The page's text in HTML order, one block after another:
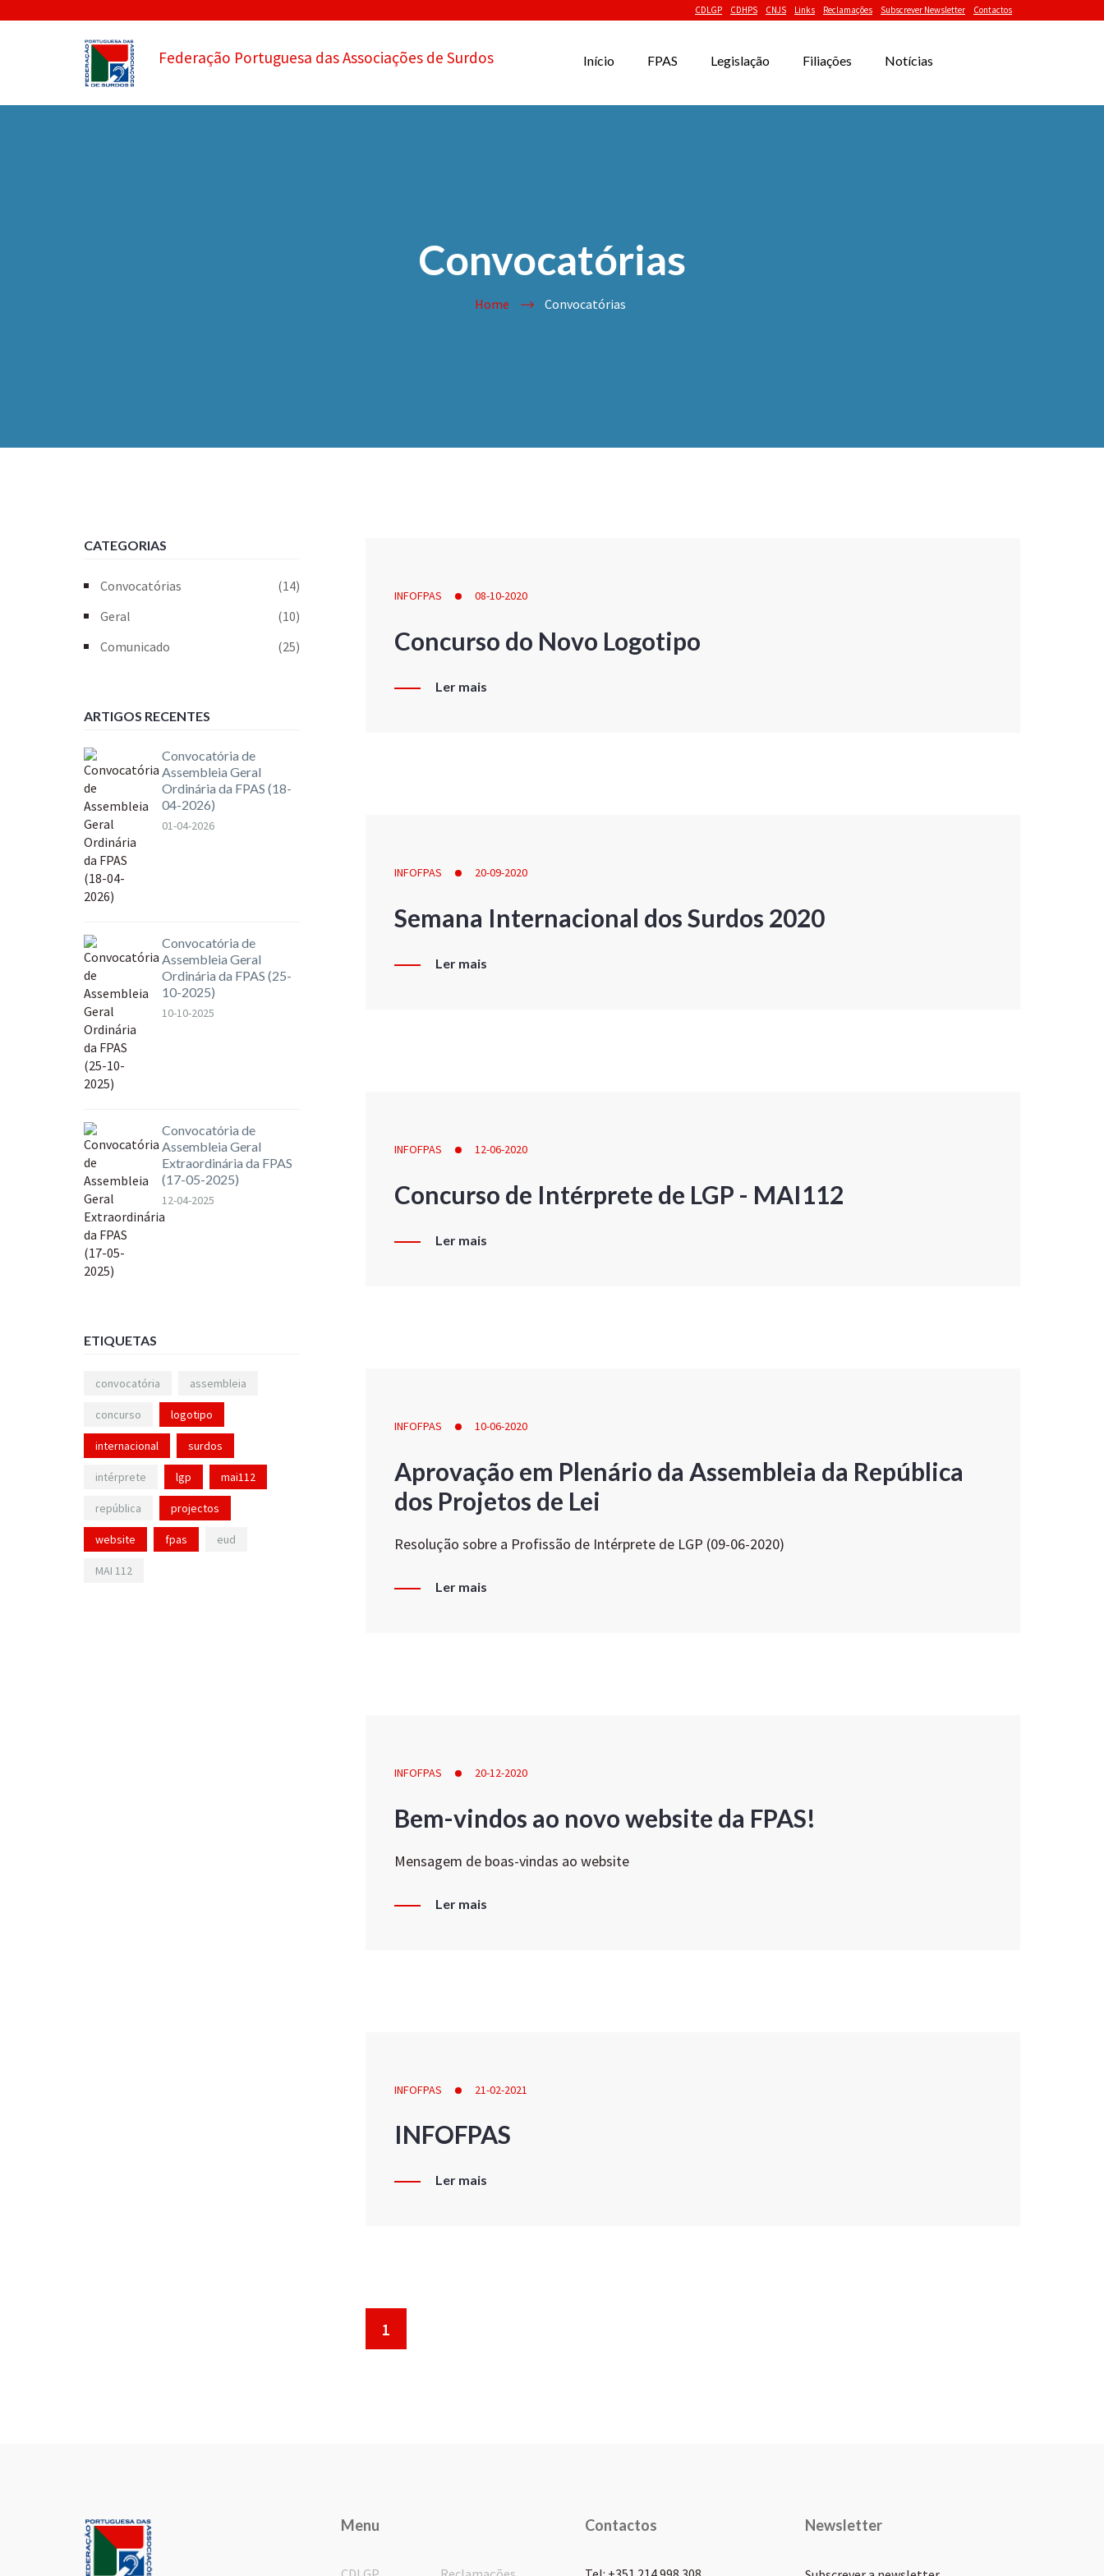
CDLGP CDHPS CNJS Links Reclamações Subscrever Newsletter Contactos
Federação Portuguesa das Associações de Surdos Início FPAS Legislação Filiações Notícias
Convocatórias
Home Convocatórias
INFOFPAS 08-10-2020
Concurso do Novo Logotipo
Ler mais
INFOFPAS 20-09-2020
Semana Internacional dos Surdos 2020
Ler mais
INFOFPAS 12-06-2020
Concurso de Intérprete de LGP - MAI112
Ler mais
INFOFPAS 10-06-2020
Aprovação em Plenário da Assembleia da República
dos Projetos de Lei
Resolução sobre a Profissão de Intérprete de LGP (09-06-2020)
Ler mais
INFOFPAS 20-12-2020
Bem-vindos ao novo website da FPAS!
Mensagem de boas-vindas ao website
Ler mais
INFOFPAS 21-02-2021
INFOFPAS
Ler mais
1
CATEGORIAS
Convocatórias
(14)
Geral
(10)
Comunicado
(25)
ARTIGOS RECENTES
Convocatória de
Assembleia Geral
Ordinária da FPAS (18-
04-2026)
01-04-2026
Convocatória de
Assembleia Geral
Ordinária da FPAS (25-
10-2025)
10-10-2025
Convocatória de
Assembleia Geral
Extraordinária da FPAS
(17-05-2025)
12-04-2025
ETIQUETAS
convocatória assembleia
concurso logotipo
internacional surdos
intérprete lgp mai112
república projectos
website fpas eud
MAI 112
Menu Contactos Newsletter